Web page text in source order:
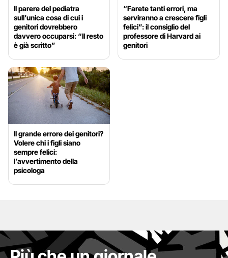
Il parere del pediatra
sull’unica cosa di cui i
genitori dovrebbero
davvero occuparsi: “Il resto
è già scritto”
“Farete tanti errori, ma
serviranno a crescere figli
felici”: il consiglio del
professore di Harvard ai
genitori
Il grande errore dei genitori?
Volere chi i figli siano
sempre felici:
l’avvertimento della
psicologa